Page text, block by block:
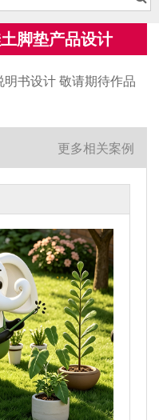
脚垫产品设计
书设计 敬请期待作品
更多相关案例